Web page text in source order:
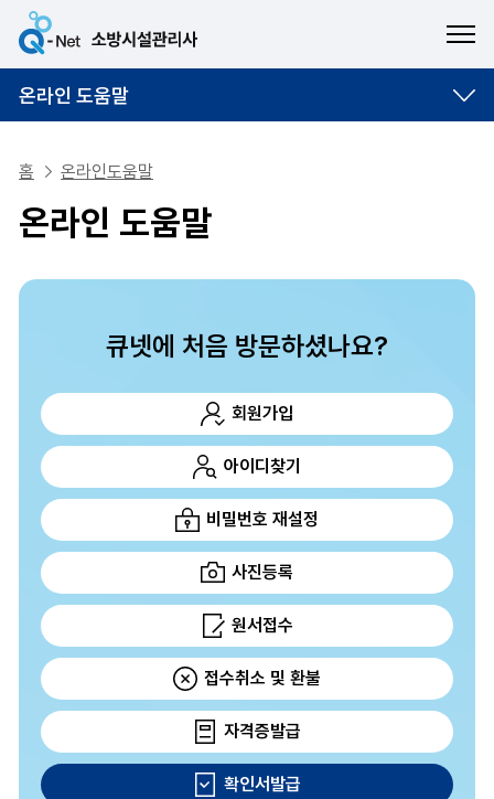
온라인 도움말
홈 온라인도움말
온라인 도움말
큐넷에 처음 방문하셨나요?
회원가입
아이디찾기
비밀번호 재설정
사진등록
원서접수
접수취소 및 환불
자격증발급
확인서발급